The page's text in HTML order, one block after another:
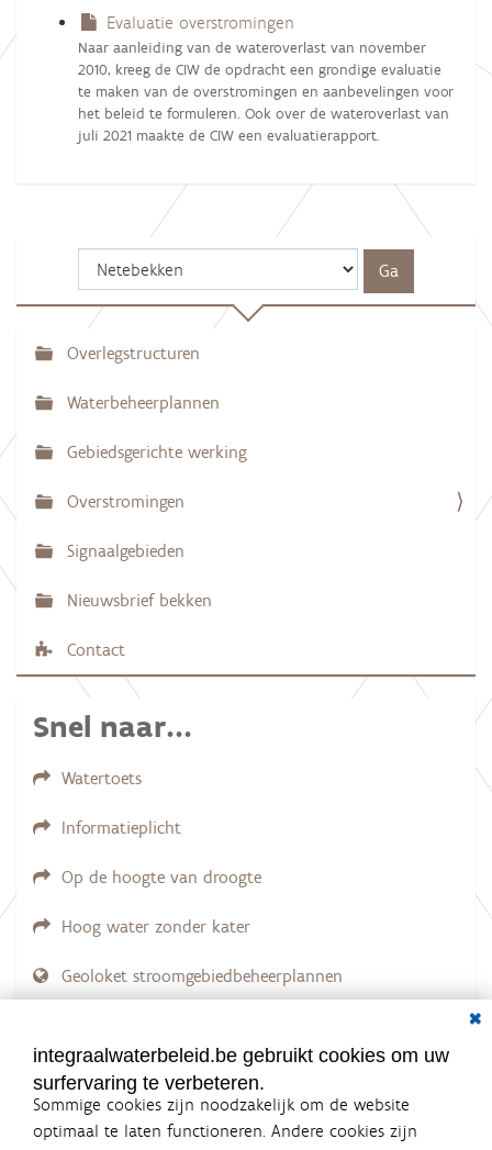
Evaluatie overstromingen
Naar aanleiding van de wateroverlast van november
2010, kreeg de CIW de opdracht een grondige evaluatie
te maken van de overstromingen en aanbevelingen voor
het beleid te formuleren. Ook over de wateroverlast van
juli 2021 maakte de CIW een evaluatierapport.
N
a
i
g
t
Overlegstructuren
Waterbeheerplannen
Gebiedsgerichte werking
Overstromingen
Signaalgebieden
Nieuwsbrief bekken
Contact
Snel naar...
Watertoets
Informatieplicht
Op de hoogte van droogte
Hoog water zonder kater
Geoloket stroomgebiedbeheerplannen
LOGIN VEREIST
integraalwaterbeleid.be gebruikt cookies om uw
surfervaring te verbeteren.
Sommige cookies zijn noodzakelijk om de website
optimaal te laten functioneren. Andere cookies zijn